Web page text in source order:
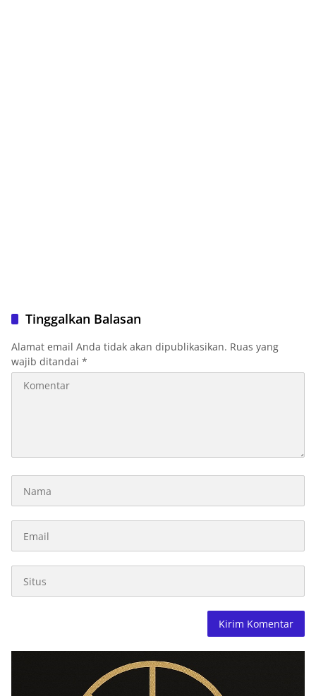
Tinggalkan Balasan
Alamat email Anda tidak akan dipublikasikan. Ruas yang
wajib ditandai *